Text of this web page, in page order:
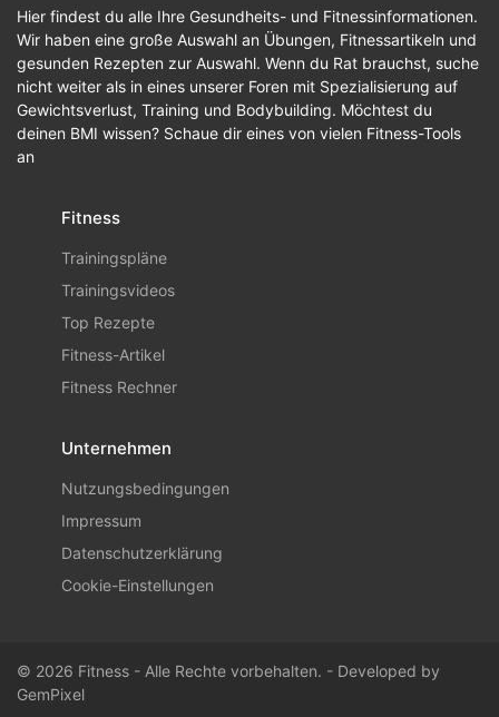
Hier findest du alle Ihre Gesundheits- und Fitnessinformationen.
Wir haben eine große Auswahl an Übungen, Fitnessartikeln und
gesunden Rezepten zur Auswahl. Wenn du Rat brauchst, suche
nicht weiter als in eines unserer Foren mit Spezialisierung auf
Gewichtsverlust, Training und Bodybuilding. Möchtest du
deinen BMI wissen? Schaue dir eines von vielen Fitness-Tools
an
Fitness
Trainingspläne
Trainingsvideos
Top Rezepte
Fitness-Artikel
Fitness Rechner
Unternehmen
Nutzungsbedingungen
Impressum
Datenschutzerklärung
Cookie-Einstellungen
© 2026 Fitness - Alle Rechte vorbehalten. - Developed by
GemPixel